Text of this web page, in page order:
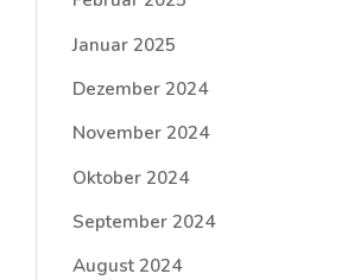
Januar 2025
Dezember 2024
November 2024
Oktober 2024
September 2024
August 2024